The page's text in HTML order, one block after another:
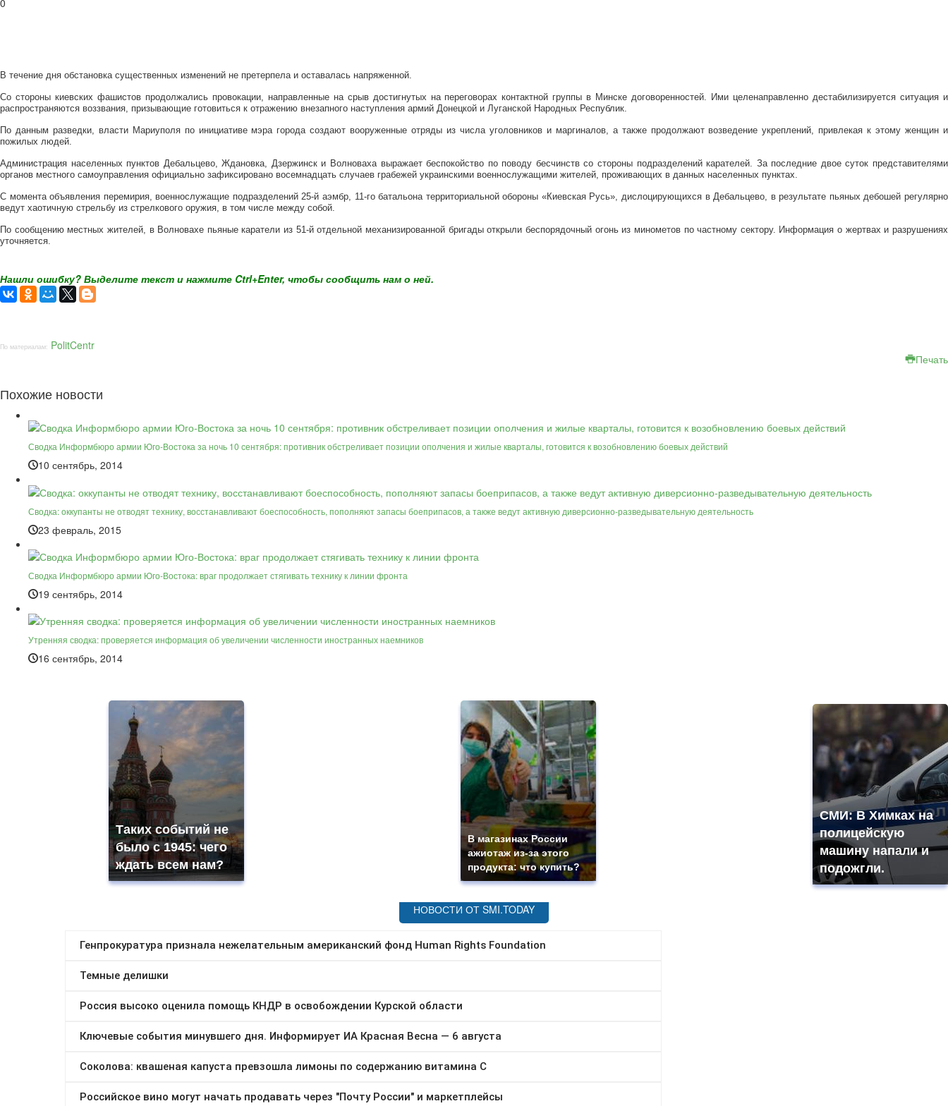
0
В течение дня обстановка существенных изменений не претерпела и оставалась напряженной.
Со стороны киевских фашистов продолжались провокации, направленные на срыв достигнутых на переговорах контактной группы в Минске договоренностей. Ими целенаправленно дестабилизируется ситуация и
распространяются воззвания, призывающие готовиться к отражению внезапного наступления армий Донецкой и Луганской Народных Республик.
По данным разведки, власти Мариуполя по инициативе мэра города создают вооруженные отряды из числа уголовников и маргиналов, а также продолжают возведение укреплений, привлекая к этому женщин и
пожилых людей.
Администрация населенных пунктов Дебальцево, Ждановка, Дзержинск и Волноваха выражает беспокойство по поводу бесчинств со стороны подразделений карателей. За последние двое суток представителями
органов местного самоуправления официально зафиксировано восемнадцать случаев грабежей украинскими военнослужащими жителей, проживающих в данных населенных пунктах.
С момента объявления перемирия, военнослужащие подразделений 25-й аэмбр, 11-го батальона территориальной обороны «Киевская Русь», дислоцирующихся в Дебальцево, в результате пьяных дебошей регулярно
ведут хаотичную стрельбу из стрелкового оружия, в том числе между собой.
По сообщению местных жителей, в Волновахе пьяные каратели из 51-й отдельной механизированной бригады открыли беспорядочный огонь из минометов по частному сектору. Информация о жертвах и разрушениях
уточняется.
Нашли ошибку? Выделите текст и нажмите Ctrl+Enter, чтобы сообщить нам о ней.
По материалам: PolitCentr
Печать
Похожие новости
Сводка Информбюро армии Юго-Востока за ночь 10 сентября: противник обстреливает позиции ополчения и жилые кварталы, готовится к возобновлению боевых действий
10 сентябрь, 2014
Сводка: оккупанты не отводят технику, восстанавливают боеспособность, пополняют запасы боеприпасов, а также ведут активную диверсионно-разведывательную деятельность
23 февраль, 2015
Сводка Информбюро армии Юго-Востока: враг продолжает стягивать технику к линии фронта
19 сентябрь, 2014
Утренняя сводка: проверяется информация об увеличении численности иностранных наемников
16 сентябрь, 2014
Таких событий не
было с 1945: чего
ждать всем нам?
В магазинах России
ажиотаж из-за этого
продукта: что купить?
СМИ: В Химках на
полицейскую
машину напали и
подожгли.